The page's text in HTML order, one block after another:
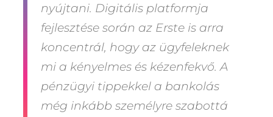
nyújtani. Digitális platformja
fejlesztése során az Erste is arra
koncentrál, hogy az ügyfeleknek
mi a kényelmes és kézenfekvő. A
pénzügyi tippekkel a bankolás
még inkább személyre szabottá